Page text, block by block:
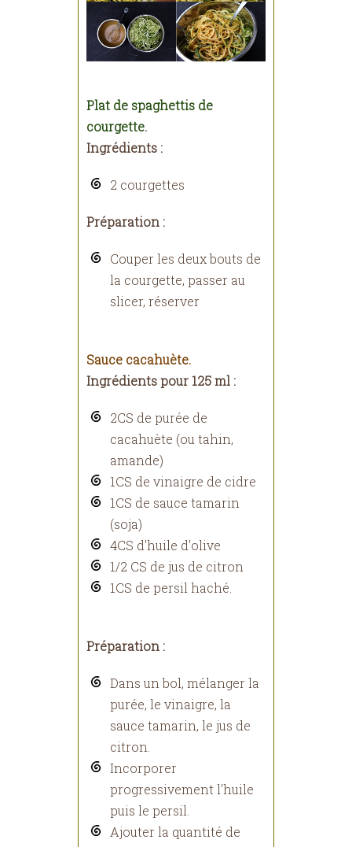
Plat de spaghettis de
courgette.
Ingrédients :
2 courgettes
Préparation :
Couper les deux bouts de
la courgette, passer au
slicer, réserver
Sauce cacahuète.
Ingrédients pour 125 ml :
2CS de purée de
cacahuète (ou tahin,
amande)
1CS de vinaigre de cidre
1CS de sauce tamarin
(soja)
4CS d'huile d'olive
1/2 CS de jus de citron
1CS de persil haché.
Préparation :
Dans un bol, mélanger la
purée, le vinaigre, la
sauce tamarin, le jus de
citron.
Incorporer
progressivement l'huile
puis le persil.
Ajouter la quantité de